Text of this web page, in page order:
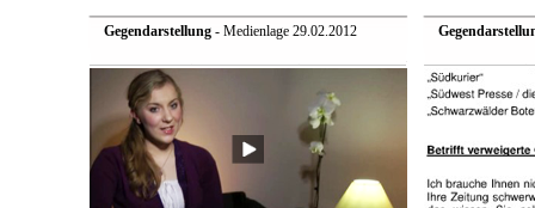
Gegendarstellung- Medienlage 29.02.2012